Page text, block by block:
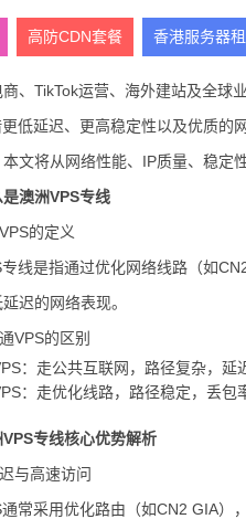
高防CDN套餐 香港服务器
、TikTok运营、海外建站及全球
低延迟、更高稳定性以及优质的
文将从网络性能、IP质量、稳定
澳洲VPS专线
的定义
线是指通过优化网络线路（如
迟的网络表现。
VPS的区别
：走公共互联网，路径复杂，延
：走优化线路，路径稳定，丢包
专线核心优势解析
与高速访问
常采用优化路由（如CN2 GIA）